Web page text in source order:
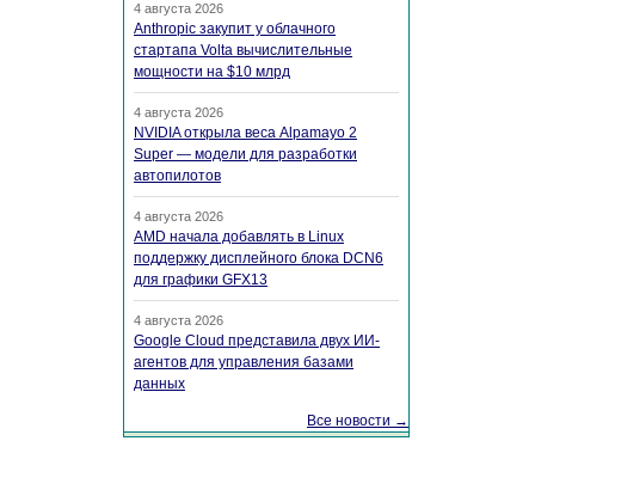
4 августа 2026
Anthropic закупит у облачного
стартапа Volta вычислительные
мощности на $10 млрд
4 августа 2026
NVIDIA открыла веса Alpamayo 2
Super — модели для разработки
автопилотов
4 августа 2026
AMD начала добавлять в Linux
поддержку дисплейного блока DCN6
для графики GFX13
4 августа 2026
Google Cloud представила двух ИИ-
агентов для управления базами
данных
Все новости →